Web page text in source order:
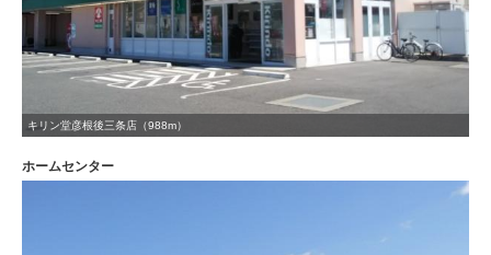
キリン堂彦根後三条店（988m）
ホームセンター